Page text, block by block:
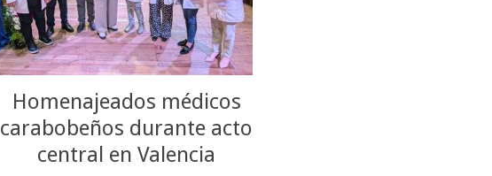
Homenajeados médicos
carabobeños durante acto
central en Valencia